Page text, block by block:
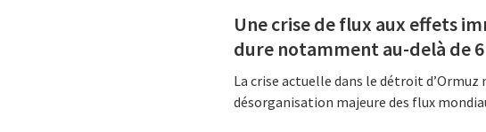
Une crise de flux aux effets
dure notamment au-delà de
La crise actuelle dans le détroit d’Ormuz
désorganisation majeure des flux